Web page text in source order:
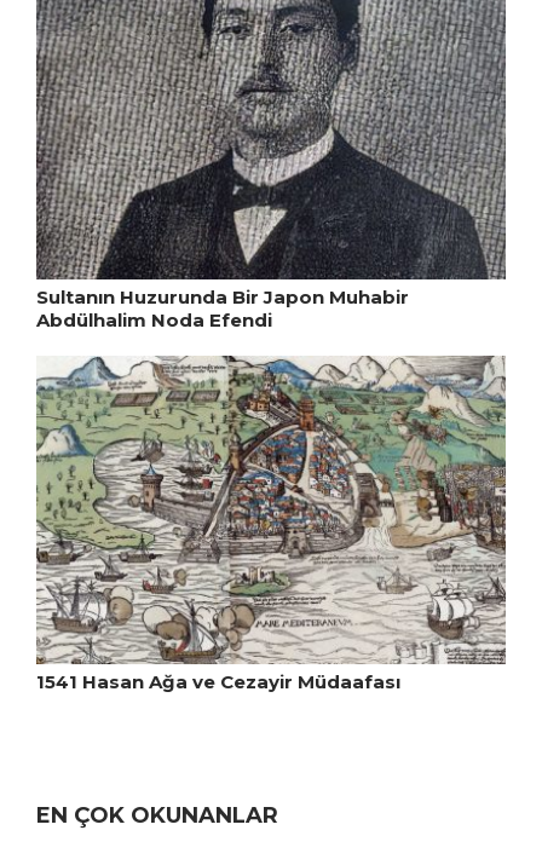
Sultanın Huzurunda Bir Japon Muhabir
Abdülhalim Noda Efendi
1541 Hasan Ağa ve Cezayir Müdaafası
EN ÇOK OKUNANLAR